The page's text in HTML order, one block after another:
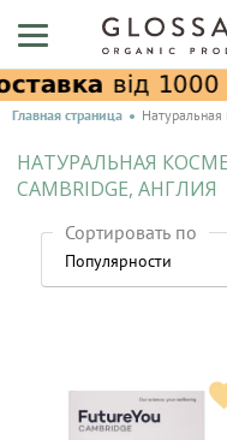
Главная страница Натуральная
НАТУРАЛЬНАЯ
CAMBRIDGE, АНГЛИЯ
Сортировать по